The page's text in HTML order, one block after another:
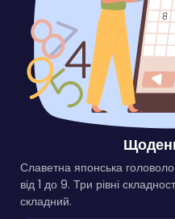
Славетна японська
від 1 до 9. Три рівні
складний.